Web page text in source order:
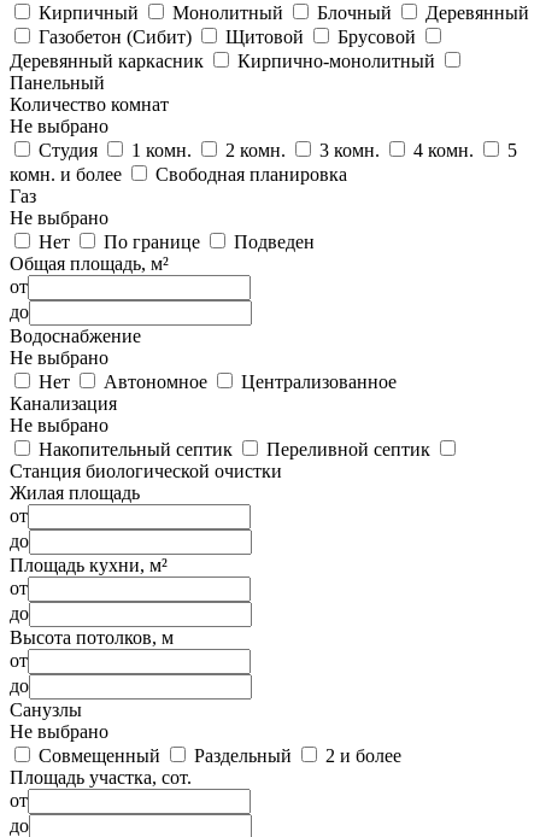
Кирпичный
Монолитный Блочный
Деревянный
Газобетон (Сибит)
Щитовой
Брусовой
Деревянный каркасник
Кирпично-монолитный
Панельный
Количество комнат
Не выбрано
Студия
1 комн. 2 комн. 3 комн. 4 комн.
5
комн. и более
Свободная планировка
Газ
Не выбрано
Нет
По границе
Подведен
Общая площадь, м²
от
до
Водоснабжение
Не выбрано
Нет
Автономное
Централизованное
Канализация
Не выбрано
Накопительный септик
Переливной септик
Станция биологической очистки
Жилая площадь
от
до
Площадь кухни, м²
от
до
Высота потолков, м
от
до
Санузлы
Не выбрано
Совмещенный
Раздельный
2 и более
Площадь участка, сот.
от
до